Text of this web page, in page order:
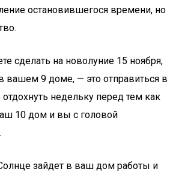
остановившегося времени, но
сделать на новолуние 15 ноября,
вашем 9 доме, — это отправиться в
недельку перед тем как
10 дом и вы с головой
зайдет в ваш дом работы и